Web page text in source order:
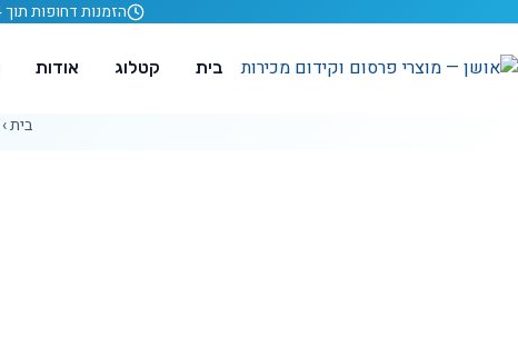
הזמנות דחופות תוך 24 שעות
בית קטלוג אודות
בית›